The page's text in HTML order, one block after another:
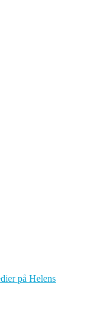
på Helens